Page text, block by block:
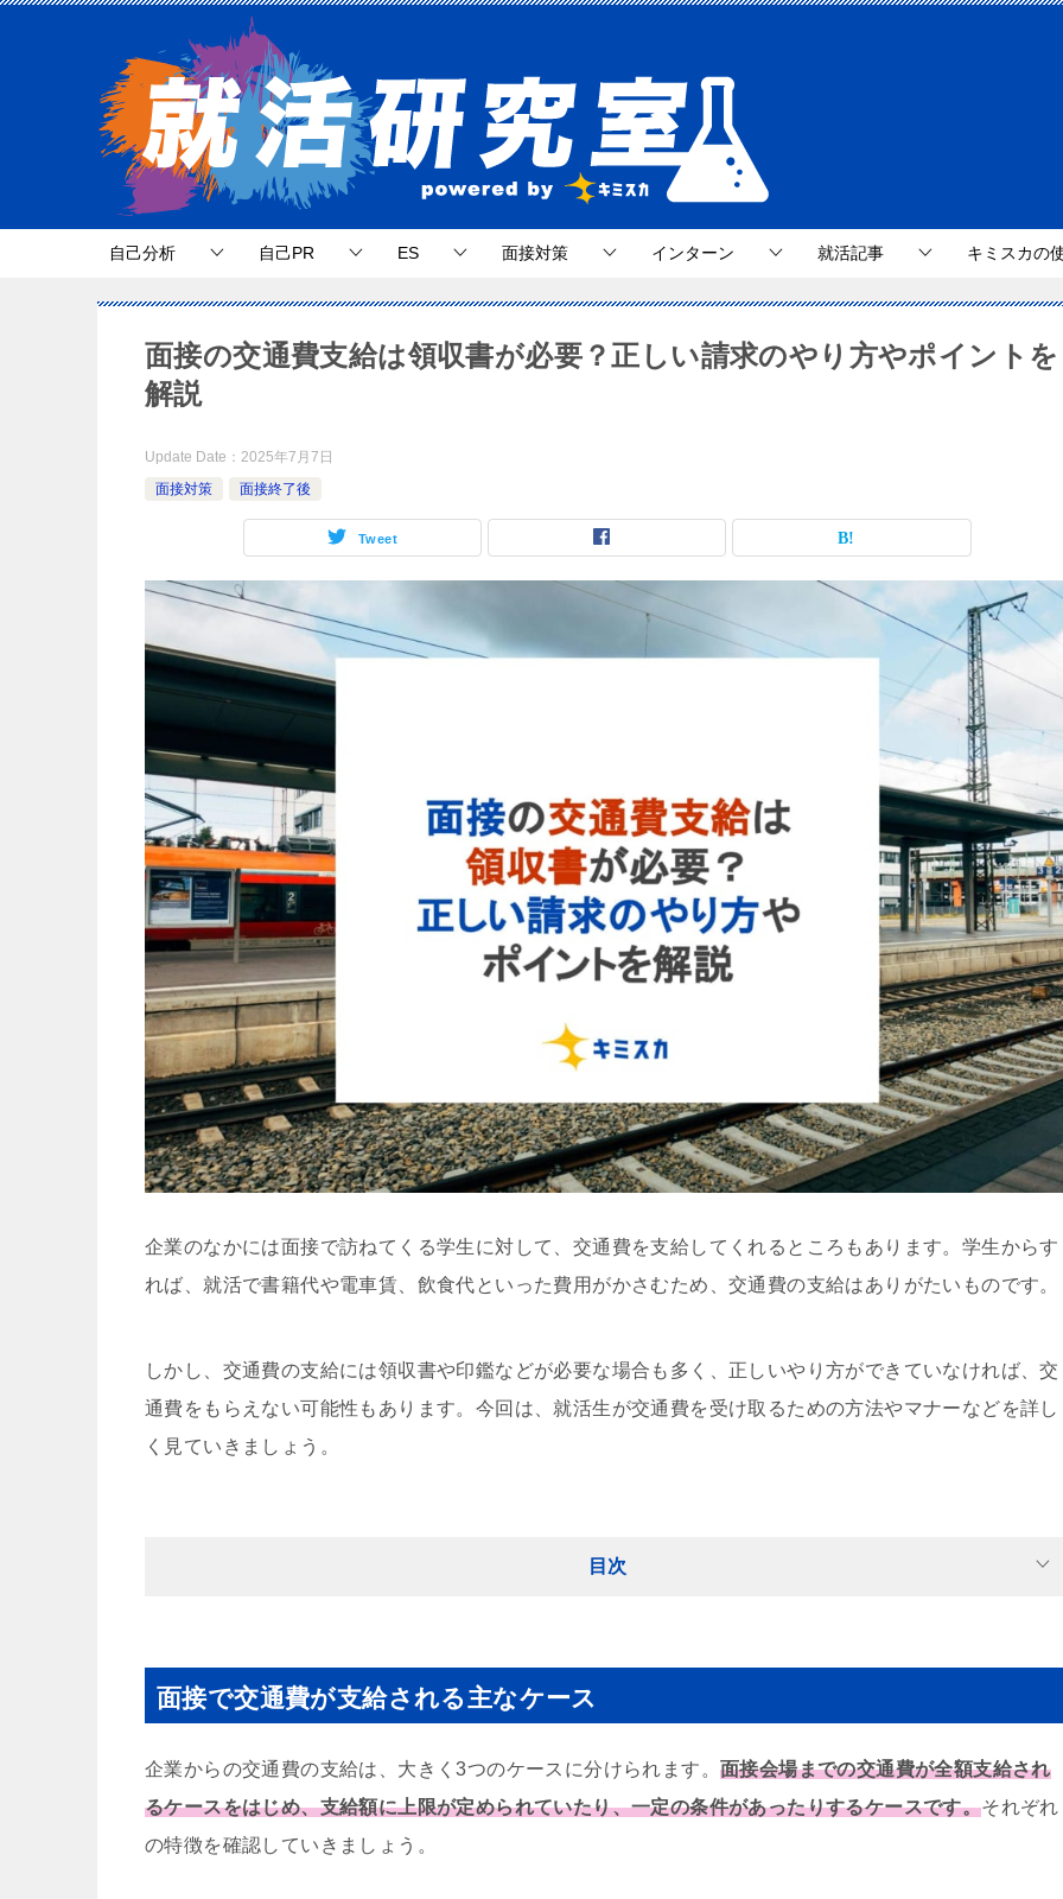
自己分析 自己PR ES 面接対策 インターン 就活記事 キミスカの
面接の交通費支給は領収書が必要？正しい請求のやり方やポイントを
解説
Update Date： 2025年7月7日
面接対策
面接終了後
Tweet
企業のなかには面接で訪ねてくる学生に対して、交通費を支給してくれるところもあります。学生からす
れば、就活で書籍代や電車賃、飲食代といった費用がかさむため、交通費の支給はありがたいものです。
しかし、交通費の支給には領収書や印鑑などが必要な場合も多く、正しいやり方ができていなければ、交
通費をもらえない可能性もあります。今回は、就活生が交通費を受け取るための方法やマナーなどを詳し
く見ていきましょう。
目次
面接で交通費が支給される主なケース
企業からの交通費の支給は、大きく3つのケースに分けられます。 面接会場までの交通費が全額支給され
るケースをはじめ、支給額に上限が定められていたり、一定の条件があったりするケースです。それぞれ
の特徴を確認していきましょう。